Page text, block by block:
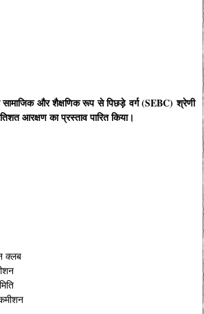
सामाजिक और शैक्षणिक रूप से पिछड़े वर्ग (SEBC) श्रेणी
आरक्षण का प्रस्ताव पारित किया।
क्लब